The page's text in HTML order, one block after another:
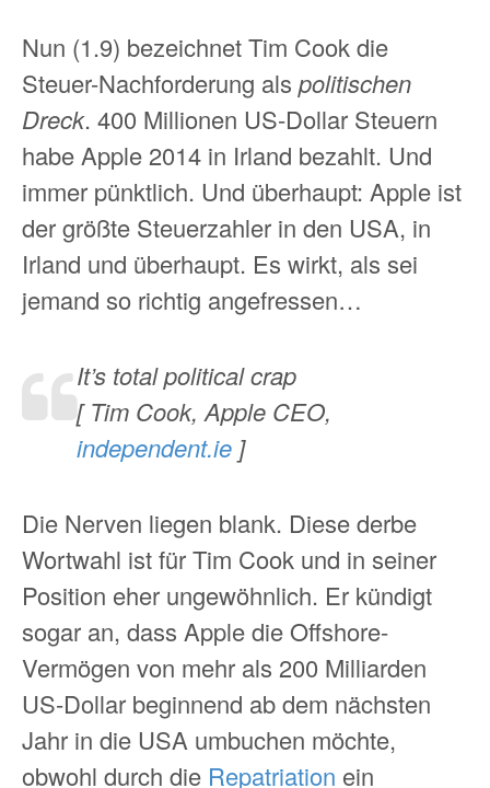
Nun (1.9) bezeichnet Tim Cook die
Steuer-Nachforderung als politischen
Dreck. 400 Millionen US-Dollar Steuern
habe Apple 2014 in Irland bezahlt. Und
immer pünktlich. Und überhaupt: Apple ist
der größte Steuerzahler in den USA, in
Irland und überhaupt. Es wirkt, als sei
jemand so richtig angefressen…
It’s total political crap
[ Tim Cook, Apple CEO,
independent.ie ]
Die Nerven liegen blank. Diese derbe
Wortwahl ist für Tim Cook und in seiner
Position eher ungewöhnlich. Er kündigt
sogar an, dass Apple die Offshore-
Vermögen von mehr als 200 Milliarden
US-Dollar beginnend ab dem nächsten
Jahr in die USA umbuchen möchte,
obwohl durch die Repatriation ein